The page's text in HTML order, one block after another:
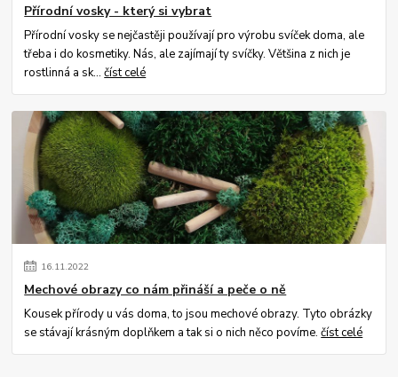
Přírodní vosky - který si vybrat
Přírodní vosky se nejčastěji používají pro výrobu svíček doma, ale
třeba i do kosmetiky. Nás, ale zajímají ty svíčky. Většina z nich je
rostlinná a sk...číst celé
16.11.2022
Mechové obrazy co nám přináší a peče o ně
Kousek přírody u vás doma, to jsou mechové obrazy. Tyto obrázky
se stávají krásným doplňkem a tak si o nich něco povíme.číst celé